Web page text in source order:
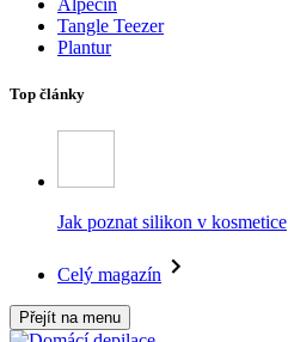
Alpecin
Tangle Teezer
Plantur
Top články
Jak poznat silikon v kosmetice
Celý magazín
Přejít na menu